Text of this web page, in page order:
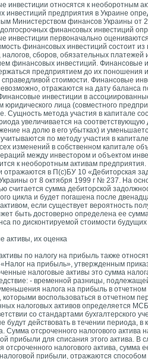
инвестиции относятся к необоротным
инвестиций предприятия в Украине
Министерством финансов Украины
долгосрочных финансовых инвестиций
инвестиции первоначально
финансовых инвестиций состоит
сборов, обязательных платежей
финансовых инвестиций. Финансовые
предприятием до их поношения
стоимости. Финансовые
отражаются на дату баланса
инвестиции в
юридического лица (совместного
Сущность метода участия в капитале
увеличивается на
на долю в его убытках) и
по методу участия в
изменений в собственном капитале
между инвестором и объектом
к необоротным активам
отражаются в П(с)БУ 10 «Дебиторская
от 8 октября 1999 г № 237. На
считается сумма дебиторской
цикла и будет погашена после
если существует вероятность
быть достоверно определена ее
по дисконтируемой стоимости
активы, их оценка
по налогу на прибыль также
на прибыль», утвержденным
налоговые активы это сумма
- временной разницы,
налога на прибыль в
которыми воспользоваться в отчетном
налоговых активов определяется
со стандартами бухгалтерского
будут действовать в течении периода,
Сумма отсроченного налогового
прибыли для списания этого актива. В
отсроченного налогового актива,
прибыли, отражаются способом